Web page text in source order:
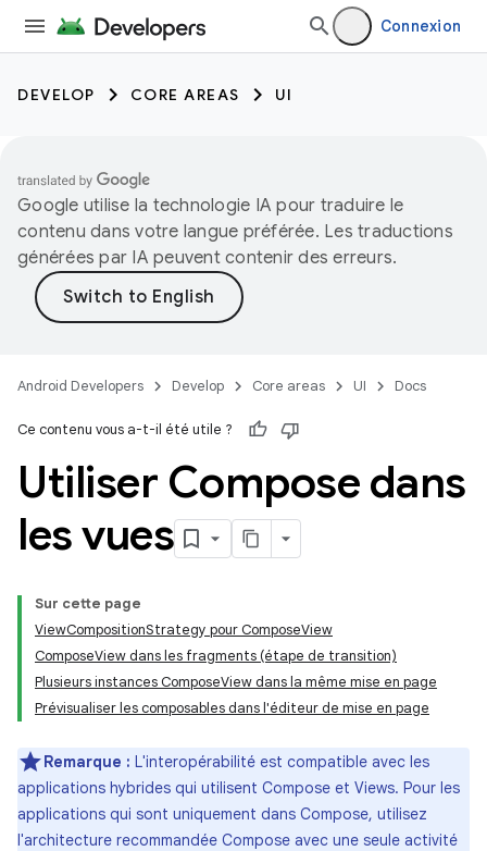
Connexion
DEVELOP CORE AREAS UI
Google utilise la technologie IA pour traduire le
contenu dans votre langue préférée. Les traductions
générées par IA peuvent contenir des erreurs.
Android Developers Develop Core areas UI Docs
Ce contenu vous a-t-il été utile ?
Utiliser Compose dans
les vues
Sur cette page
ViewCompositionStrategy pour ComposeView
ComposeView dans les fragments (étape de transition)
Plusieurs instances ComposeView dans la même mise en page
Prévisualiser les composables dans l'éditeur de mise en page
Remarque : L'interopérabilité est compatible avec les
applications hybrides qui utilisent Compose et Views. Pour les
applications qui sont uniquement dans Compose, utilisez
l'architecture recommandée Compose avec une seule activité